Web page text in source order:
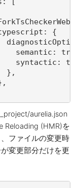
{
semantic:
syntactic:
},
aurelia.json
Reloading (HMR)を
ファイルの変更時
変更部分だけを更